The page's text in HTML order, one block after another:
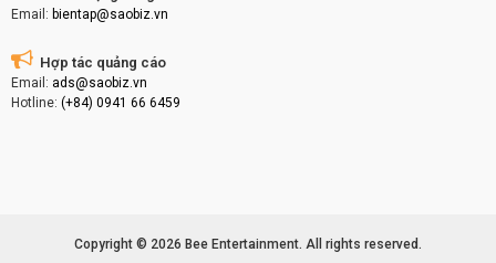
Email: bientap@saobiz.vn
Hợp tác quảng cáo
Email: ads@saobiz.vn
Hotline: (+84) 0941 66 6459
Copyright © 2026 Bee Entertainment. All rights reserved.